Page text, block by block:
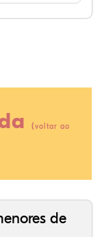
(voltar ao
de